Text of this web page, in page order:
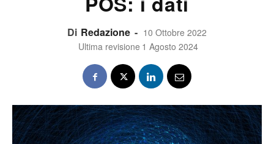
Di Redazione - 10 Ottobre 2022
Ultima revisione 1 Agosto 2024